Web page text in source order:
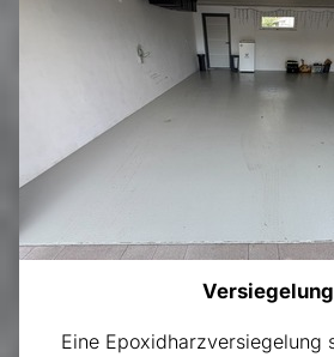
Versiegelung
Eine Epoxidharzversiegelung